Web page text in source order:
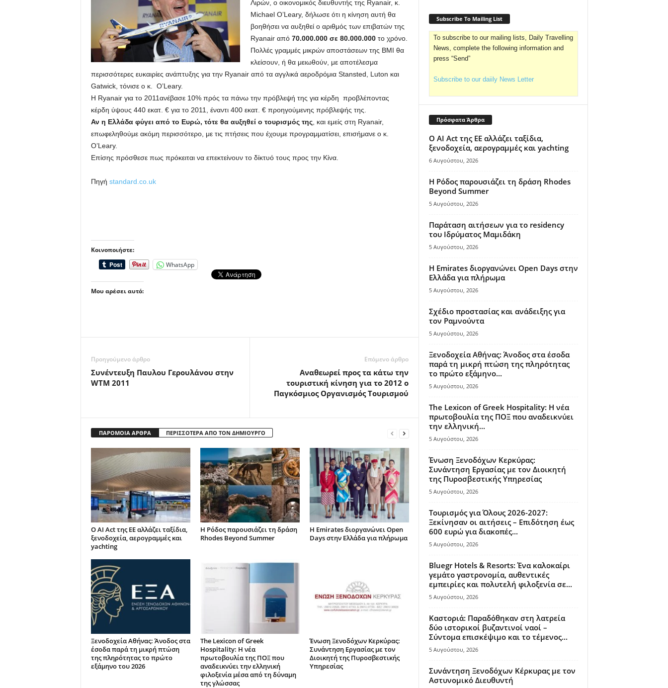
Λιρών, ο οικονομικός διευθυντής της Ryanair, κ.
Michael O’Leary, δήλωσε ότι η κίνηση αυτή θα
βοηθήσει να αυξηθεί ο αριθμός των επιβατών της
Ryanair από 70.000.000 σε 80.000.000το χρόνο.
Πολλές γραμμές μικρών αποστάσεων της BMI θα
κλείσουν, ή θα μειωθούν, με αποτέλεσμα
περισσότερες ευκαιρίες ανάπτυξης για την Ryanair από τα αγγλικά αεροδρόμια Stansted, Luton και
Gatwick, τόνισε ο κ. O’Leary.
Η Ryanair για το 2011ανέβασε 10% πρός τα πάνω την πρόβλεψή της για κέρδη προβλέποντας
κέρδη ύψους 440 εκατ. € για το 2011, έναντι 400 εκατ. € προηγούμενης πρόβλεψής της.
Αν η Ελλάδα φύγει από το Ευρώ, τότε θα αυξηθεί ο τουρισμός της, και εμείς στη Ryanair,
επωφεληθούμε ακόμη περισσότερο, με τις πτήσεις που έχουμε προγραμματίσει, επισήμανε ο κ.
O’Leary.
Επίσης πρόσθεσε πως πρόκειται να επεκτείνουν το δίκτυό τους προς την Κίνα.
Πηγή standard.co.uk
Κοινοποιήστε:
WhatsApp
Μου αρέσει αυτό:
Προηγούμενο άρθρο
Συνέντευξη Παυλου Γερουλάνου στην
WTM 2011
Επόμενο άρθρο
Αναθεωρεί προς τα κάτω την
τουριστική κίνηση για το 2012 ο
Παγκόσμιος Οργανισμός Τουρισμού
ΠΑΡΟΜΟΙΑ ΑΡΘΡΑ ΠΕΡΙΣΣΟΤΕΡΑ ΑΠΟ ΤΟΝ ΔΗΜΙΟΥΡΓΟ
Ο AI Act της ΕΕ αλλάζει ταξίδια,
ξενοδοχεία, αερογραμμές και
yachting
Η Ρόδος παρουσιάζει τη δράση
Rhodes Beyond Summer
Η Emirates διοργανώνει Open
Days στην Ελλάδα για πλήρωμα
Ξενοδοχεία Αθήνας: Άνοδος στα
έσοδα παρά τη μικρή πτώση
της πληρότητας το πρώτο
εξάμηνο του 2026
The Lexicon of Greek
Hospitality: Η νέα
πρωτοβουλία της ΠΟΞ που
αναδεικνύει την ελληνική
φιλοξενία μέσα από τη δύναμη
της γλώσσας
Ένωση Ξενοδόχων Κερκύρας:
Συνάντηση Εργασίας με τον
Διοικητή της Πυροσβεστικής
Υπηρεσίας
Subscribe To Mailing List
To subscribe to our mailing lists, Daily Travelling
News, complete the following information and
press “Send”
Subscribe to our daiily News Letter
Πρόσφατα Άρθρα
Ο AI Act της ΕΕ αλλάζει ταξίδια,
ξενοδοχεία, αερογραμμές και yachting
6 Αυγούστου, 2026
Η Ρόδος παρουσιάζει τη δράση Rhodes
Beyond Summer
5 Αυγούστου, 2026
Παράταση αιτήσεων για το residency
του Ιδρύματος Μαμιδάκη
5 Αυγούστου, 2026
Η Emirates διοργανώνει Open Days στην
Ελλάδα για πλήρωμα
5 Αυγούστου, 2026
Σχέδιο προστασίας και ανάδειξης για
τον Ραμνούντα
5 Αυγούστου, 2026
Ξενοδοχεία Αθήνας: Άνοδος στα έσοδα
παρά τη μικρή πτώση της πληρότητας
το πρώτο εξάμηνο...
5 Αυγούστου, 2026
The Lexicon of Greek Hospitality: Η νέα
πρωτοβουλία της ΠΟΞ που αναδεικνύει
την ελληνική...
5 Αυγούστου, 2026
Ένωση Ξενοδόχων Κερκύρας:
Συνάντηση Εργασίας με τον Διοικητή
της Πυροσβεστικής Υπηρεσίας
5 Αυγούστου, 2026
Τουρισμός για Όλους 2026-2027:
Ξεκίνησαν οι αιτήσεις – Επιδότηση έως
600 ευρώ για διακοπές...
5 Αυγούστου, 2026
Bluegr Hotels & Resorts: Ένα καλοκαίρι
γεμάτο γαστρονομία, αυθεντικές
εμπειρίες και πολυτελή φιλοξενία σε...
5 Αυγούστου, 2026
Καστοριά: Παραδόθηκαν στη λατρεία
δύο ιστορικοί βυζαντινοί ναοί –
Σύντομα επισκέψιμο και το τέμενος...
5 Αυγούστου, 2026
Συνάντηση Ξενοδόχων Κέρκυρας με τον
Αστυνομικό Διευθυντή